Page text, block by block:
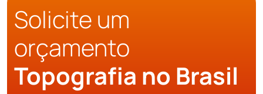
Solicite um
orçamento
Topografia no Brasil